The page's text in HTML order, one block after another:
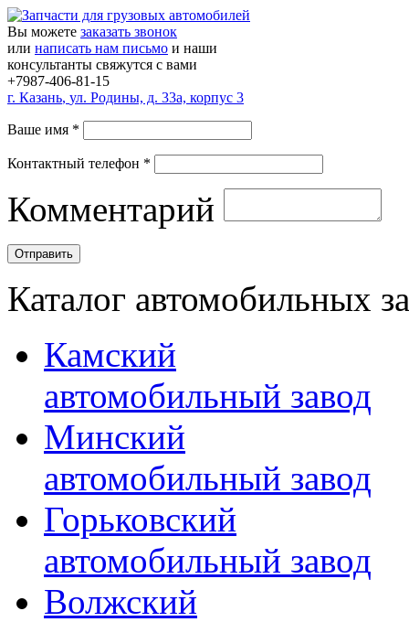
Вы можете заказать звонок
или написать нам письмо и наши
консультанты свяжутся с вами
+7987-406-81-15
г. Казань, ул. Родины, д. 33а, корпус 3
Ваше имя *
Контактный телефон *
Комментарий
Каталог автомобильных
Камский
автомобильный завод
Минский
автомобильный завод
Горьковский
автомобильный завод
Волжский